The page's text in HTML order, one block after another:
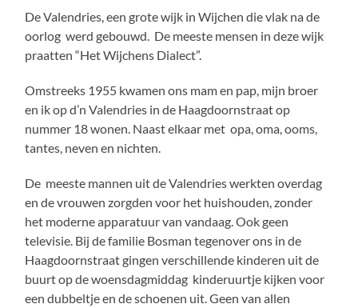
De Valendries, een grote wijk in Wijchen die vlak na de
oorlog werd gebouwd. De meeste mensen in deze wijk
praatten “Het Wijchens Dialect”.
Omstreeks 1955 kwamen ons mam en pap, mijn broer
en ik op d’n Valendries in de Haagdoornstraat op
nummer 18 wonen. Naast elkaar met opa, oma, ooms,
tantes, neven en nichten.
De meeste mannen uit de Valendries werkten overdag
en de vrouwen zorgden voor het huishouden, zonder
het moderne apparatuur van vandaag. Ook geen
televisie. Bij de familie Bosman tegenover ons in de
Haagdoornstraat gingen verschillende kinderen uit de
buurt op de woensdagmiddag kinderuurtje kijken voor
een dubbeltje en de schoenen uit. Geen van allen